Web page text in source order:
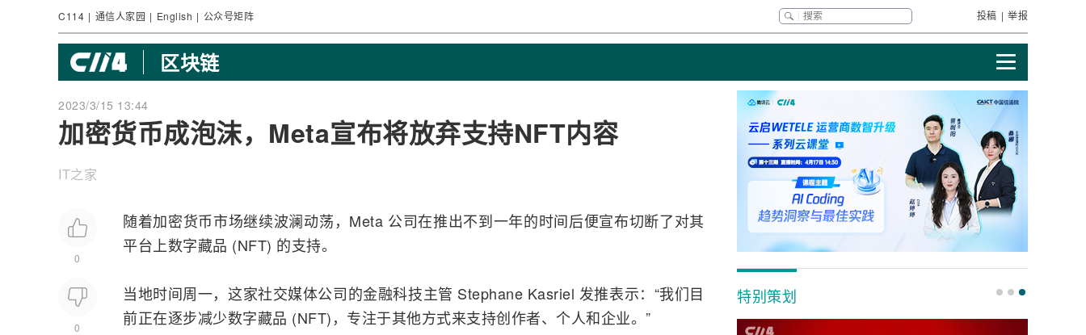
C114 | 通信人家园 | English | 公众号矩阵 投稿 | 举报
区块链
2023/3/15 13:44
加密货币成泡沫，Meta宣布将放弃支持NFT内容
IT之家
0
0
随着加密货币市场继续波澜动荡，Meta 公司在推出不到一年的时间后便宣布切断了对其
平台上数字藏品 (NFT) 的支持。
当地时间周一，这家社交媒体公司的金融科技主管 Stephane Kasriel 发推表示：“我们目
前正在逐步减少数字藏品 (NFT)，专注于其他方式来支持创作者、个人和企业。”
特别策划